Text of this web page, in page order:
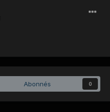
Abonnés 0